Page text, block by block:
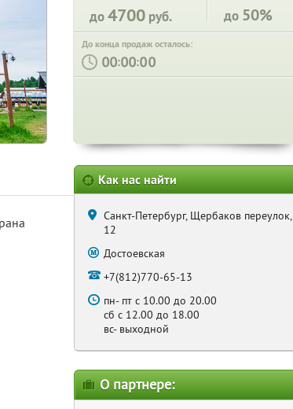
до4700 руб. до 50%
До конца продаж осталось:
: :
Как нас найти
Санкт-Петербург, Щербаков переулок,
12
Достоевская
+7(812)770-65-13
пн- пт с 10.00 до 20.00
сб с 12.00 до 18.00
вс- выходной
О партнере: